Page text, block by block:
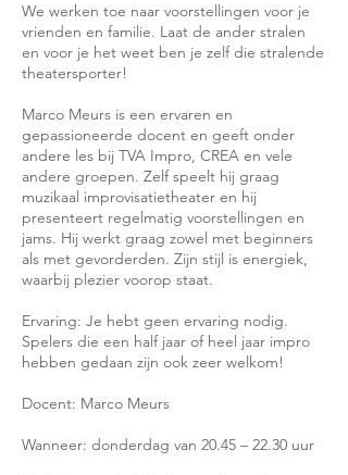
We werken toe naar voorstellingen voor je
vrienden en familie. Laat de ander stralen
en voor je het weet ben je zelf die stralende
theatersporter!
Marco Meurs is een ervaren en
gepassioneerde docent en geeft onder
andere les bij TVA Impro, CREA en vele
andere groepen. Zelf speelt hij graag
muzikaal improvisatietheater en hij
presenteert regelmatig voorstellingen en
jams. Hij werkt graag zowel met beginners
als met gevorderden. Zijn stijl is energiek,
waarbij plezier voorop staat.
Ervaring: Je hebt geen ervaring nodig.
Spelers die een half jaar of heel jaar impro
hebben gedaan zijn ook zeer welkom!
Docent: Marco Meurs
Wanneer: donderdag van 20.45 – 22.30 uur